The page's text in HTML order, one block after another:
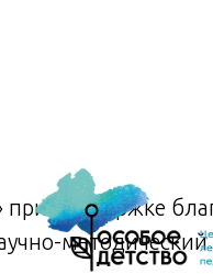
поддержке